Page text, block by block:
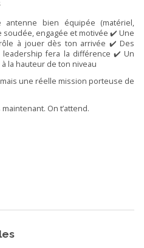
bien équipée (matériel,
engagée et motivée ✔️ Une
à jouer dès ton arrivée ✔️ Des
fera la différence ✔️ Un
la hauteur de ton niveau
une réelle mission porteuse de
On t’attend.